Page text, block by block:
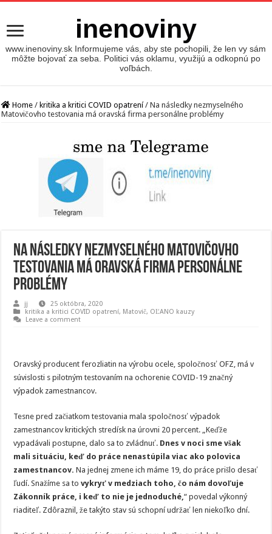
inenoviny
www.inenoviny.sk Informujeme vás, aby ste pochopili, že len vy sám
môžte bojovať za seba. Politici vás oklamu, využijú a odkopnú po
voľbách.
Home / kritika a kritici COVID opatrení / Na následky nezmyselného
Matovičovho testovania má oravská firma personálne problémy
Na následky nezmyselného Matovičovho
testovania má oravská firma personálne
problémy
jj
25 októbra, 2020
kritika a kritici COVID opatrení, Matovič, OĽANO kauzy
Leave a comment
Oravský producent ferozliatin na výrobu ocele, spoločnosť OFZ, má v
súvislosti s pilotným testovaním na ochorenie COVID-19 značný
výpadok zamestnancov.
Tesne pred začiatkom testovania mala spoločnosť výpadok
zamestnancov kritických stredísk na úrovni 20 percent. „Keďže
vypadávali postupne, dalo sa to zvládnuť. Dnes v noci sme však
mali situáciu, keď do práce nenastúpila viac ako polovica
zamestnancov. Na jednej zmene ich máme 19, do práce prišlo desať
ľudí. Snažíme sa tovykryť v medziach toho, čo nám dovoľuje
Zákonník práce, i keď to nie je jednoduché,“ povedal výkonný
riaditeľ. Zdôraznil, že takýto stav sú schopní udržať len niekoľko dní.